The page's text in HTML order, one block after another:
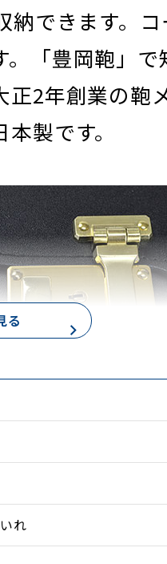
納できます。
「豊岡鞄」で
正2年創業の鞄
製です。
る
れ